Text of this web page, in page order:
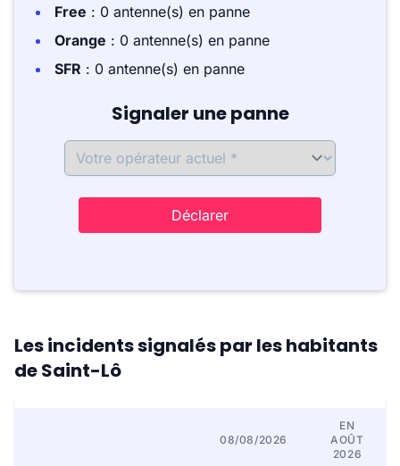
Free : 0 antenne(s) en panne
Orange : 0 antenne(s) en panne
SFR : 0 antenne(s) en panne
Signaler une panne
Déclarer
Les incidents signalés par les habitants
de Saint-Lô
08/08/2026
EN
AOÛT
2026